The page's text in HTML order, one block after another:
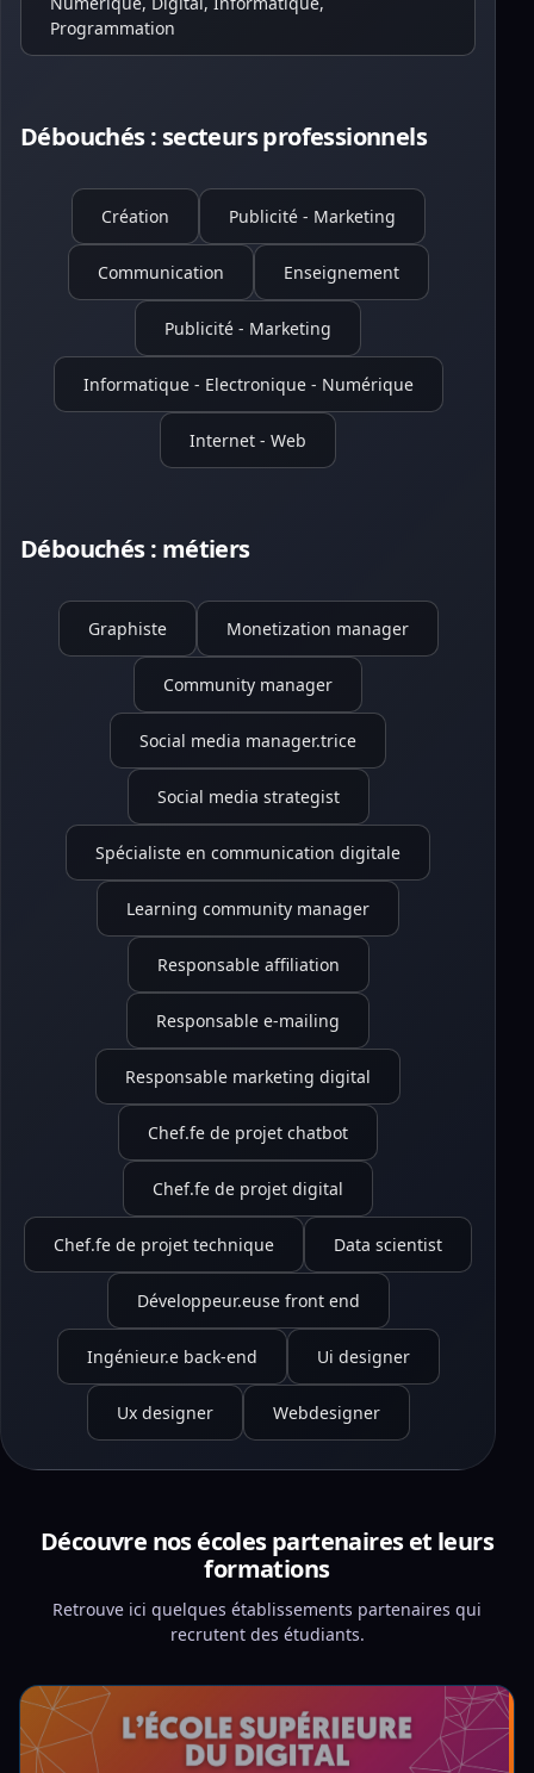
Programmation
Débouchés : secteurs professionnels
Création Publicité - Marketing
Communication Enseignement
Publicité - Marketing
Informatique - Electronique - Numérique
Internet - Web
Débouchés : métiers
Graphiste Monetization manager
Community manager
Social media manager.trice
Social media strategist
Spécialiste en communication digitale
Learning community manager
Responsable affiliation
Responsable e-mailing
Responsable marketing digital
Chef.fe de projet chatbot
Chef.fe de projet digital
Chef.fe de projet technique Data scientist
Développeur.euse front end
Ingénieur.e back-end Ui designer
Ux designer Webdesigner
Découvre nos écoles partenaires et leurs
formations
Retrouve ici quelques établissements partenaires qui
recrutent des étudiants.